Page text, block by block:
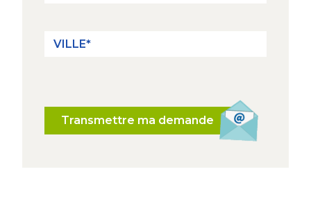
Transmettre ma demande